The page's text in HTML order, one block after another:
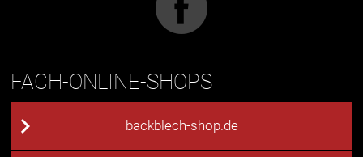
FACH-ONLINE-SHOPS
backblech-shop.de